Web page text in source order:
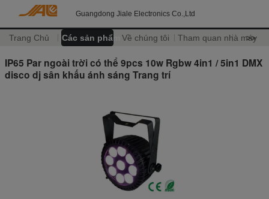
Guangdong Jiale Electronics Co.,Ltd
Trang Chủ Các sản phẩm Về chúng tôi Tham quan nhà máy
>>
IP65 Par ngoài trời có thể 9pcs 10w Rgbw 4in1 / 5in1 DMX
disco dj sân khấu ánh sáng Trang trí